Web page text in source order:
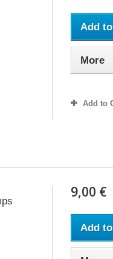
Add
More
Add to
9,00 €
Add